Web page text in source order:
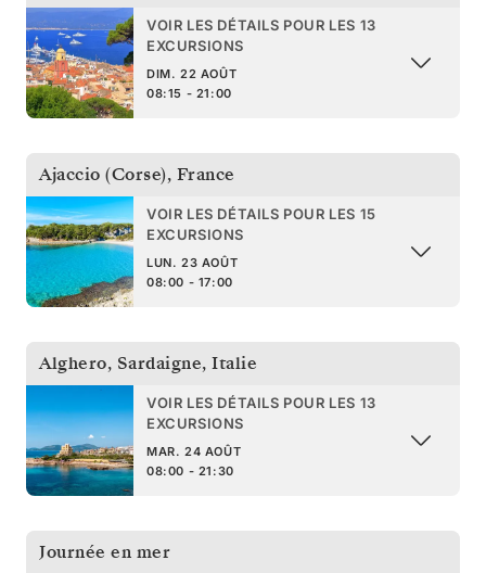
VOIR LES DÉTAILS POUR LES 13
EXCURSIONS
DIM. 22 AOÛT
08:15 - 21:00
Ajaccio (Corse), France
VOIR LES DÉTAILS POUR LES 15
EXCURSIONS
LUN. 23 AOÛT
08:00 - 17:00
Alghero, Sardaigne, Italie
VOIR LES DÉTAILS POUR LES 13
EXCURSIONS
MAR. 24 AOÛT
08:00 - 21:30
Journée en mer